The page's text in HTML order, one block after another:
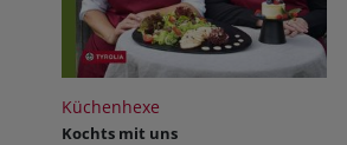
Küchenhexe
Kochts mit uns